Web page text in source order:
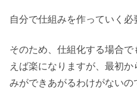
自分で仕組みを作っていく必
そのため、仕組化する場合
えば楽になりますが、最初
みができあがるわけがない